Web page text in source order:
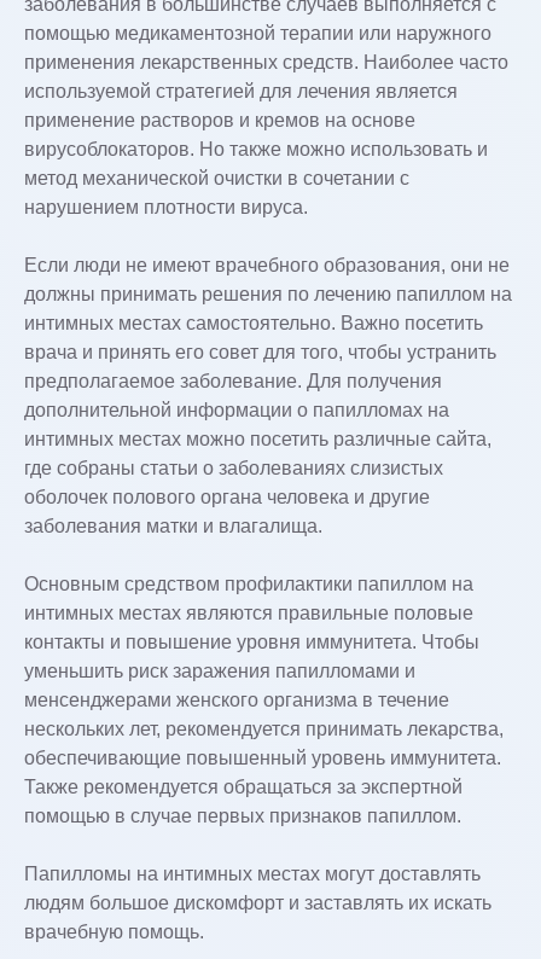
заболевания в большинстве случаев выполняется с
помощью медикаментозной терапии или наружного
применения лекарственных средств. Наиболее часто
используемой стратегией для лечения является
применение растворов и кремов на основе
вирусоблокаторов. Но также можно использовать и
метод механической очистки в сочетании с
нарушением плотности вируса.
Если люди не имеют врачебного образования, они не
должны принимать решения по лечению папиллом на
интимных местах самостоятельно. Важно посетить
врача и принять его совет для того, чтобы устранить
предполагаемое заболевание. Для получения
дополнительной информации о папилломах на
интимных местах можно посетить различные сайта,
где собраны статьи о заболеваниях слизистых
оболочек полового органа человека и другие
заболевания матки и влагалища.
Основным средством профилактики папиллом на
интимных местах являются правильные половые
контакты и повышение уровня иммунитета. Чтобы
уменьшить риск заражения папилломами и
менсенджерами женского организма в течение
нескольких лет, рекомендуется принимать лекарства,
обеспечивающие повышенный уровень иммунитета.
Также рекомендуется обращаться за экспертной
помощью в случае первых признаков папиллом.
Папилломы на интимных местах могут доставлять
людям большое дискомфорт и заставлять их искать
врачебную помощь.